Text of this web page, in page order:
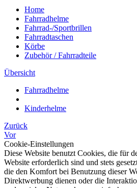
Home
Fahrradhelme
Fahrrad-/Sportbrillen
Fahrradtaschen
Körbe
Zubehör / Fahrradteile
Übersicht
Fahrradhelme
Kinderhelme
Zurück
Vor
Cookie-Einstellungen
Diese Website benutzt Cookies, die für
Website erforderlich sind und stets
die den Komfort bei Benutzung dieser
Direktwerbung dienen oder die